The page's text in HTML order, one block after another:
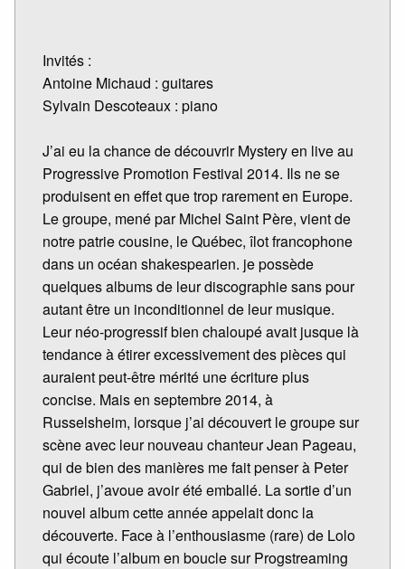
Invités :
Antoine Michaud : guitares
Sylvain Descoteaux : piano
J’ai eu la chance de découvrir Mystery en live au
Progressive Promotion Festival 2014. Ils ne se
produisent en effet que trop rarement en Europe.
Le groupe, mené par Michel Saint Père, vient de
notre patrie cousine, le Québec, îlot francophone
dans un océan shakespearien. je possède
quelques albums de leur discographie sans pour
autant être un inconditionnel de leur musique.
Leur néo-progressif bien chaloupé avait jusque là
tendance à étirer excessivement des pièces qui
auraient peut-être mérité une écriture plus
concise. Mais en septembre 2014, à
Russelsheim, lorsque j’ai découvert le groupe sur
scène avec leur nouveau chanteur Jean Pageau,
qui de bien des manières me fait penser à Peter
Gabriel, j’avoue avoir été emballé. La sortie d’un
nouvel album cette année appelait donc la
découverte. Face à l’enthousiasme (rare) de Lolo
qui écoute l’album en boucle sur Progstreaming